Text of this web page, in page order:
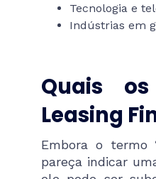
Tecnologia e
Indústrias em
Quais
Leasing
Embora o termo
pareça indicar